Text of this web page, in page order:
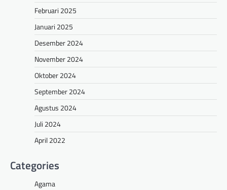
Februari 2025
Januari 2025
Desember 2024
November 2024
Oktober 2024
September 2024
Agustus 2024
Juli 2024
April 2022
Categories
Agama